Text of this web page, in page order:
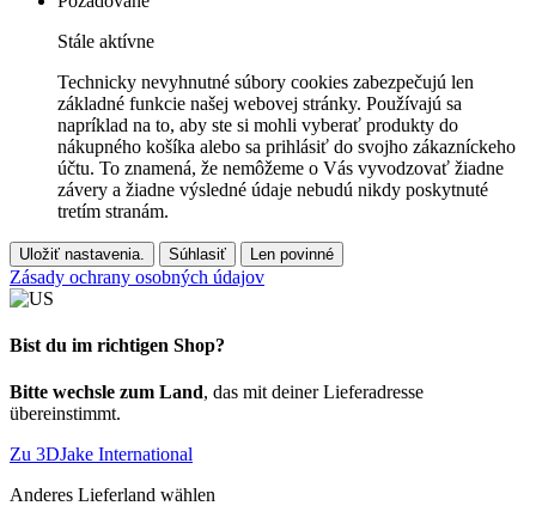
Stále aktívne
Technicky nevyhnutné súbory cookies zabezpečujú len
základné funkcie našej webovej stránky. Používajú sa
napríklad na to, aby ste si mohli vyberať produkty do
nákupného košíka alebo sa prihlásiť do svojho zákazníckeho
účtu. To znamená, že nemôžeme o Vás vyvodzovať žiadne
závery a žiadne výsledné údaje nebudú nikdy poskytnuté
tretím stranám.
Uložiť nastavenia. Súhlasiť Len povinné
Zásady ochrany osobných údajov
Bist du im richtigen Shop?
Bitte wechsle zum Land, das mit deiner Lieferadresse
übereinstimmt.
Zu 3DJake International
Anderes Lieferland wählen